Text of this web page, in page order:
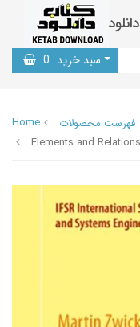
سبد خرید 0
Home
فهرست محصولات
Elements and